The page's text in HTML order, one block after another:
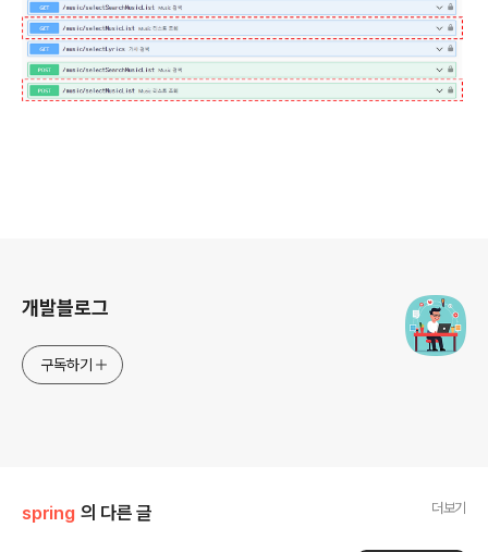
개발블로그
구독하기
spring 의 다른 글 더보기